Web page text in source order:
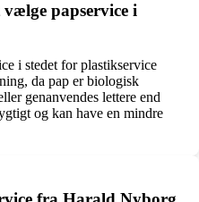
papservice i
i stedet for plastikservice
da pap er biologisk
genanvendes lettere end
og kan have en mindre